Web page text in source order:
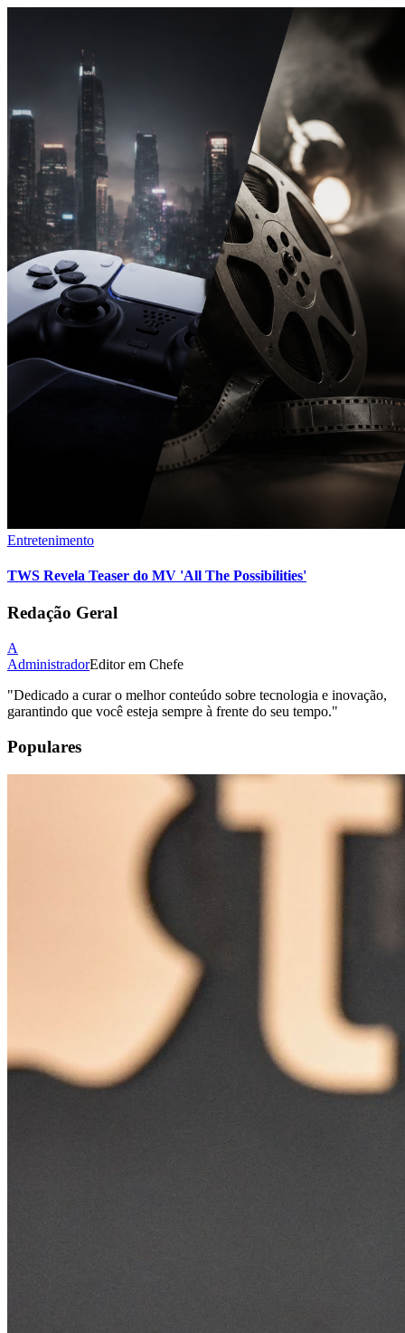
Entretenimento
TWS Revela Teaser do MV 'All The Possibilities'
Redação Geral
A
AdministradorEditor em Chefe
"Dedicado a curar o melhor conteúdo sobre tecnologia e inovação,
garantindo que você esteja sempre à frente do seu tempo."
Populares